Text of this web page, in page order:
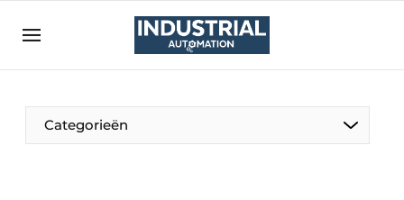
Aanmelden
Bedrijven
Bedrijven
Categorieën